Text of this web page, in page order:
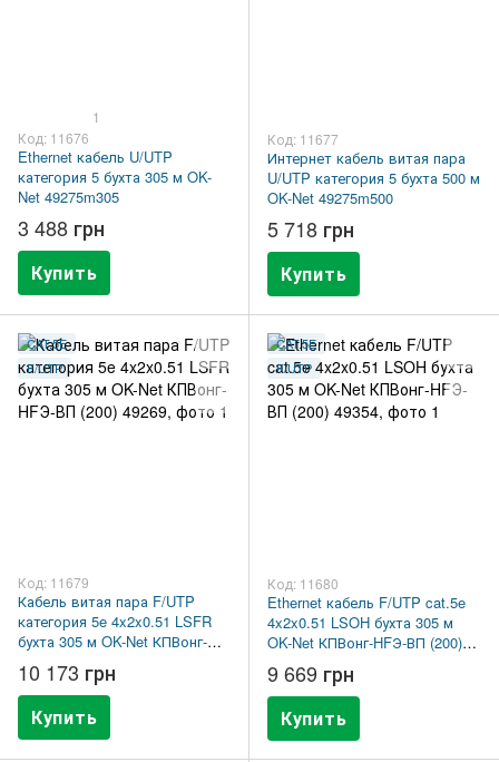
1
Код: 11676
Ethernet кабель U/UTP
категория 5 бухта 305 м OK-
Net 49275m305
3 488 грн
Купить
Код: 11677
Интернет кабель витая пара
U/UTP категория 5 бухта 500 м
OK-Net 49275m500
5 718 грн
Купить
CAT.5E
F/UTP
Код: 11679
Кабель витая пара F/UTP
категория 5e 4x2x0.51 LSFR
бухта 305 м OK-Net КПВонг-
HFЭ-ВП (200) 49269
10 173 грн
Купить
CAT.5E
F/UTP
Код: 11680
Ethernet кабель F/UTP cat.5e
4x2x0.51 LSOH бухта 305 м
OK-Net КПВонг-HFЭ-ВП (200)
49354
9 669 грн
Купить